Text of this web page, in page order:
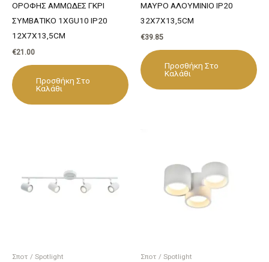
ΟΡΟΦΗΣ ΑΜΜΩΔΕΣ ΓΚΡΙ
ΣΥΜΒΑΤΙΚΟ 1XGU10 IP20
12X7X13,5CM
€21.00
Προσθήκη Στο
Καλάθι
ΜΑΥΡΟ ΑΛΟΥΜΙΝΙΟ IP20
32X7X13,5CM
€39.85
Προσθήκη Στο
Καλάθι
Σποτ / Spotlight Σποτ / Spotlight